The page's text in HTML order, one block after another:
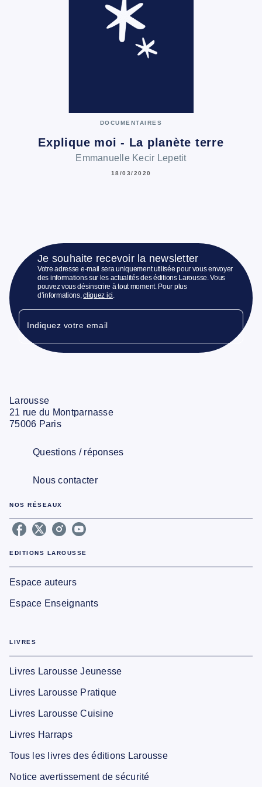
DOCUMENTAIRES
Explique moi - La planète terre
Emmanuelle Kecir Lepetit
18/03/2020
Je souhaite recevoir la newsletter
Votre adresse e-mail sera uniquement utilisée pour vous envoyer
des informations sur les actualités des éditions Larousse. Vous
pouvez vous désinscrire à tout moment. Pour plus
d’informations,cliquez ici.
Indiquez votre email
Larousse
21 rue du Montparnasse
75006 Paris
Questions / réponses
Nous contacter
NOS RÉSEAUX
EDITIONS LAROUSSE
Espace auteurs
Espace Enseignants
LIVRES
Livres Larousse Jeunesse
Livres Larousse Pratique
Livres Larousse Cuisine
Livres Harraps
Tous les livres des éditions Larousse
Notice avertissement de sécurité